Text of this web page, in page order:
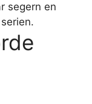
segern en